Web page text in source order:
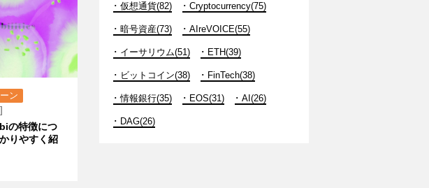
ン
の特徴につ
りやすく紹
仮想通貨(82) Cryptocurrency(75)
暗号資産(73) AIreVOICE(55)
イーサリウム(51) ETH(39)
ビットコイン(38) FinTech(38)
情報銀行(35) EOS(31) AI(26)
DAG(26)